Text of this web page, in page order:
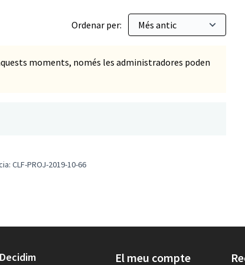
Ordenar per:
moments, només les administradores poden
CLF-PROJ-2019-10-66
Decidim El meu compte